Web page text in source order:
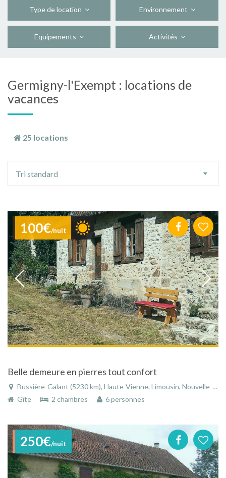
Type de location Environnement
Equipements Activités
Germigny-l'Exempt : locations de
vacances
25 locations
tri
Tri standard
100€/nuit
Belle demeure en pierres tout confort
Bussière-Galant (5230 km), Haute-Vienne, Limousin, Nouvelle-Aquitaine, France
Gîte
2 chambres 6 personnes
250€/nuit